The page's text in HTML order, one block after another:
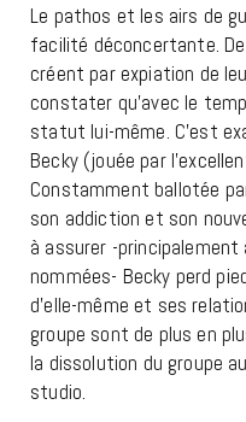
Le pathos et les airs de
facilité déconcertante.
créent par expiation de
constater qu’avec le
statut lui-même. C’est
Becky (jouée par
Constamment ballotée
son addiction et son
à assurer -
nommées- Becky perd
d’elle-même et ses
groupe sont de plus en
la dissolution du groupe
studio.